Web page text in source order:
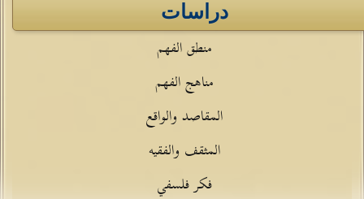
دراسات
منطق الفهم
مناهج الفهم
المقاصد والواقع
المثقف والفقيه
فكر فلسفي